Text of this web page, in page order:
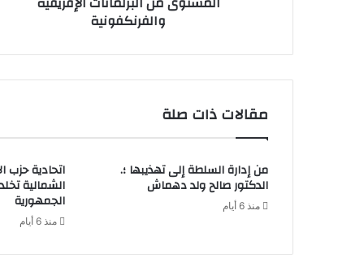
والفرنكفونية
مقالات ذات صلة
من إدارة السلطة إلى تهذيبها ؛.
الدكتور صالح ولد دهماش
منذ 6 أيام
اتحادية حزب
الشمالية
الجمهورية
منذ 6 أيام